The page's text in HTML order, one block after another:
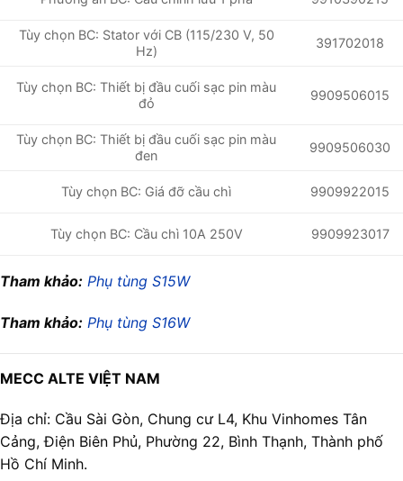
Tùy chọn BC: Stator với CB (115/230 V, 50
Hz)
391702018
Tùy chọn BC: Thiết bị đầu cuối sạc pin màu
đỏ
9909506015
Tùy chọn BC: Thiết bị đầu cuối sạc pin màu
đen
9909506030
Tùy chọn BC: Giá đỡ cầu chì 9909922015
Tùy chọn BC: Cầu chì 10A 250V 9909923017
Tham khảo: Phụ tùng S15W
Tham khảo: Phụ tùng S16W
MECC ALTE VIỆT NAM
Địa chỉ: Cầu Sài Gòn, Chung cư L4, Khu Vinhomes Tân
Cảng, Điện Biên Phủ, Phường 22, Bình Thạnh, Thành phố
Hồ Chí Minh.